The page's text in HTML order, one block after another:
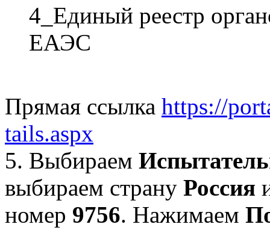
4_Единый реестр
ЕАЭС
Прямая ссылка https://
tails.aspx
5. Выбираем
выбираем страну Россия
номер 9756. Нажимаем